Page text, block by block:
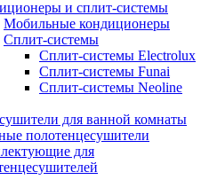
и сплит-системы
Мобильные кондиционеры
Сплит-системы
Сплит-системы Electrolux
Сплит-системы Funai
Сплит-системы Neoline
для ванной комнаты
полотенцесушители
для